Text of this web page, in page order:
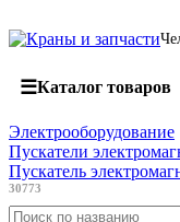
☰Каталог товаров
Электрооборудование
Пускатели
Пускатель
30773